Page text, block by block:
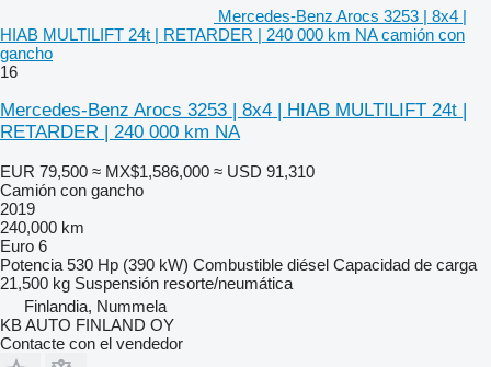
Mercedes-Benz Arocs 3253 | 8x4 |
HIAB MULTILIFT 24t | RETARDER | 240 000 km NA camión con
gancho
16
Mercedes-Benz Arocs 3253 | 8x4 | HIAB MULTILIFT 24t |
RETARDER | 240 000 km NA
EUR 79,500 ≈ MX$1,586,000 ≈ USD 91,310
Camión con gancho
2019
240,000 km
Euro 6
Potencia 530 Hp (390 kW) Combustible diésel Capacidad de carga
21,500 kg Suspensión resorte/neumática
Finlandia, Nummela
KB AUTO FINLAND OY
Contacte con el vendedor